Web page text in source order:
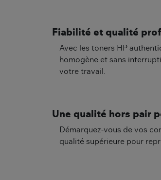
Fiabilité et qualité
Avec les toners HP
homogène et sans
votre travail.
Une qualité hors pair
Démarquez-vous de vos
qualité supérieure pour